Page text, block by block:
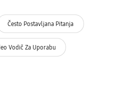
Često Postavljana Pitanja
Vodič Za Uporabu